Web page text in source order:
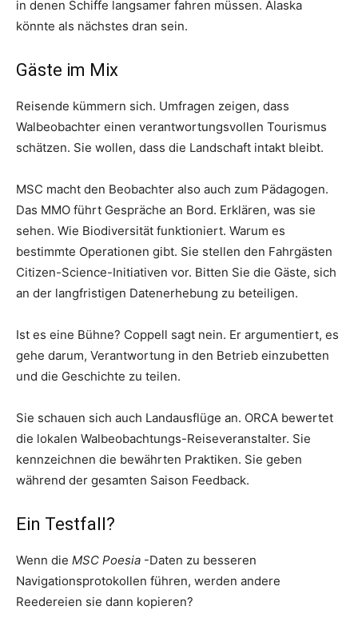
in denen Schiffe langsamer fahren müssen. Alaska
könnte als nächstes dran sein.
Gäste im Mix
Reisende kümmern sich. Umfragen zeigen, dass
Walbeobachter einen verantwortungsvollen Tourismus
schätzen. Sie wollen, dass die Landschaft intakt bleibt.
MSC macht den Beobachter also auch zum Pädagogen.
Das MMO führt Gespräche an Bord. Erklären, was sie
sehen. Wie Biodiversität funktioniert. Warum es
bestimmte Operationen gibt. Sie stellen den Fahrgästen
Citizen-Science-Initiativen vor. Bitten Sie die Gäste, sich
an der langfristigen Datenerhebung zu beteiligen.
Ist es eine Bühne? Coppell sagt nein. Er argumentiert, es
gehe darum, Verantwortung in den Betrieb einzubetten
und die Geschichte zu teilen.
Sie schauen sich auch Landausflüge an. ORCA bewertet
die lokalen Walbeobachtungs-Reiseveranstalter. Sie
kennzeichnen die bewährten Praktiken. Sie geben
während der gesamten Saison Feedback.
Ein Testfall?
Wenn die MSC Poesia -Daten zu besseren
Navigationsprotokollen führen, werden andere
Reedereien sie dann kopieren?